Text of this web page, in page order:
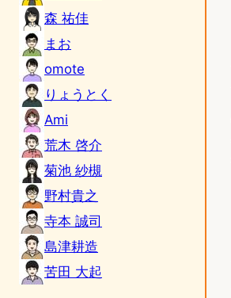
森 祐佳
まお
omote
りょうとく
Ami
荒木 啓介
菊池 紗槻
野村貴之
寺本 誠司
島津耕造
苦田 大起